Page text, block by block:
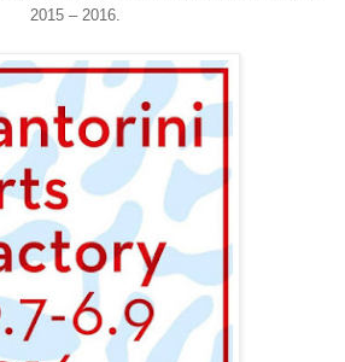
2015 – 2016.